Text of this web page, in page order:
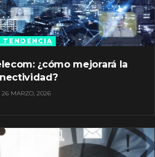
TENDENCIA
¿cómo mejorará la
26 MARZO, 2026